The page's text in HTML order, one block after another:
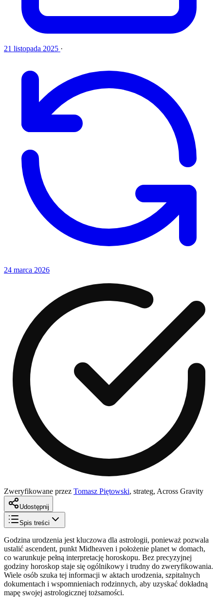
21 listopada 2025 ·
24 marca 2026
Zweryfikowane przez Tomasz Piętowski, strateg, Across Gravity
Udostępnij
Spis treści
Godzina urodzenia jest kluczowa dla astrologii, ponieważ pozwala
ustalić ascendent, punkt Midheaven i położenie planet w domach,
co warunkuje pełną interpretację horoskopu. Bez precyzyjnej
godziny horoskop staje się ogólnikowy i trudny do zweryfikowania.
Wiele osób szuka tej informacji w aktach urodzenia, szpitalnych
dokumentach i wspomnieniach rodzinnych, aby uzyskać dokładną
mapę swojej astrologicznej tożsamości.